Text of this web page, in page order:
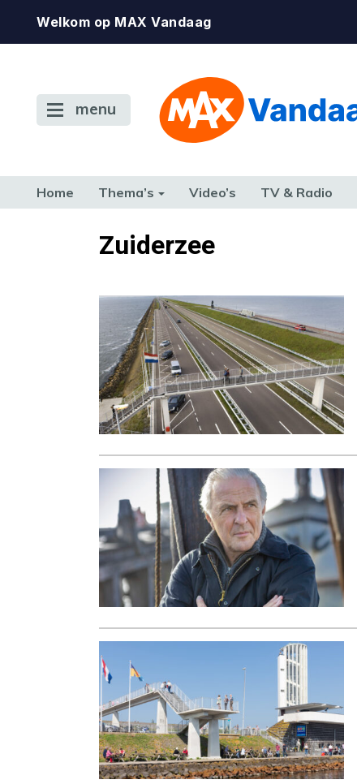
Welkom op MAX Vandaag
menu
Home Thema’s Video’s TV & Radio
TERUG NAAR TOENZuiderzee